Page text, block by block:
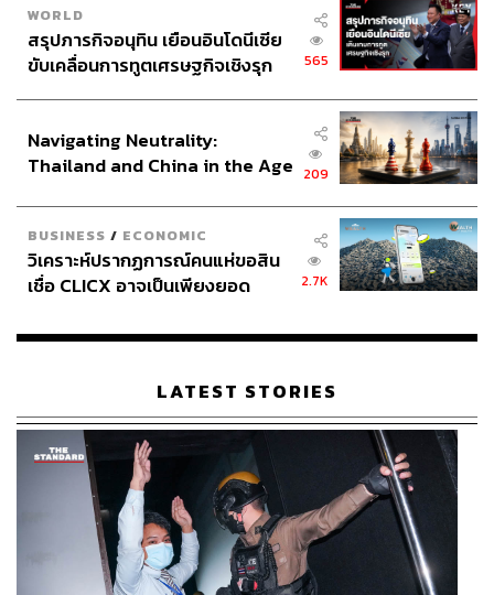
WORLD
สรุปภารกิจอนุทิน เยือนอินโดนีเซีย
ขับเคลื่อนการทูตเศรษฐกิจเชิงรุก
565
Navigating Neutrality:
Thailand and China in the Age
209
BUSINESS / ECONOMIC
วิเคราะห์ปรากฏการณ์คนแห่ขอสิน
เชื่อ CLICX อาจเป็นเพียงยอด
เรือนไทยที่ถูกซุกไว้
2.7K
LATEST STORIES